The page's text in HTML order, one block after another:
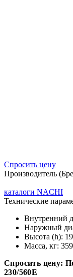
Спросить цену
Производитель
каталоги NACHI
Технические
Внутренний
Наружный
Высота (h):
Масса, кг: 359
Спросить цену:
230/560E